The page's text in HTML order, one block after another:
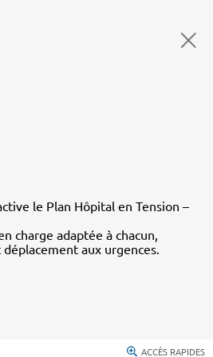
le Plan Hôpital en Tension –
charge adaptée à chacun,
aux urgences.
ACCÈS RAPIDES